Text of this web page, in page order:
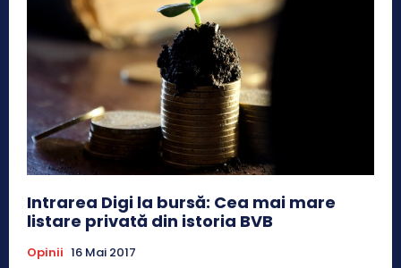
Intrarea Digi la bursă: Cea mai mare
listare privată din istoria BVB
Opinii 16 Mai 2017